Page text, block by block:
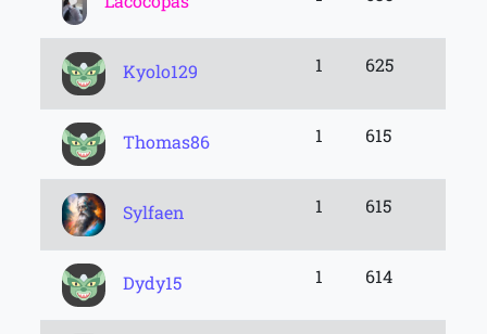
Kyolo129 1 625
Thomas86 1 615
Sylfaen 1 615
Dydy15 1 614